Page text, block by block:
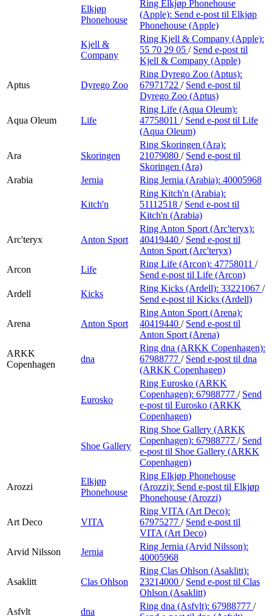
Elkjøp
Phonehouse
Ring Elkjøp Phonehouse
(Apple): Send e-post til Elkjøp
Phonehouse (Apple)
Kjell &
Company
Ring Kjell & Company (Apple):
55 70 29 05 / Send e-post til
Kjell & Company (Apple)
Aptus Dyrego Zoo
Ring Dyrego Zoo (Aptus):
67971722 / Send e-post til
Dyrego Zoo (Aptus)
Aqua Oleum Life
Ring Life (Aqua Oleum):
47758011 / Send e-post til Life
(Aqua Oleum)
Ara Skoringen
Ring Skoringen (Ara):
21079080 / Send e-post til
Skoringen (Ara)
Arabia
Jernia Ring Jernia (Arabia): 40005968
Kitch'n
Ring Kitch'n (Arabia):
51112518 / Send e-post til
Kitch'n (Arabia)
Arc'teryx Anton Sport
Ring Anton Sport (Arc'teryx):
40419440 / Send e-post til
Anton Sport (Arc'teryx)
Arcon
Life
Ring Life (Arcon): 47758011 /
Send e-post til Life (Arcon)
Ardell
Kicks
Ring Kicks (Ardell): 33221067 /
Send e-post til Kicks (Ardell)
Arena Anton Sport
Ring Anton Sport (Arena):
40419440 / Send e-post til
Anton Sport (Arena)
ARKK
Copenhagen
dna
Ring dna (ARKK Copenhagen):
67988777 / Send e-post til dna
(ARKK Copenhagen)
Eurosko
Ring Eurosko (ARKK
Copenhagen): 67988777 / Send
e-post til Eurosko (ARKK
Copenhagen)
Shoe Gallery
Ring Shoe Gallery (ARKK
Copenhagen): 67988777 / Send
e-post til Shoe Gallery (ARKK
Copenhagen)
Arozzi
Elkjøp
Phonehouse
Ring Elkjøp Phonehouse
(Arozzi): Send e-post til Elkjøp
Phonehouse (Arozzi)
Art Deco VITA
Ring VITA (Art Deco):
67975277 / Send e-post til
VITA (Art Deco)
Arvid Nilsson
Jernia
Ring Jernia (Arvid Nilsson):
40005968
Asaklitt Clas Ohlson
Ring Clas Ohlson (Asaklitt):
23214000 / Send e-post til Clas
Ohlson (Asaklitt)
Asfvlt
dna
Ring dna (Asfvlt): 67988777 /